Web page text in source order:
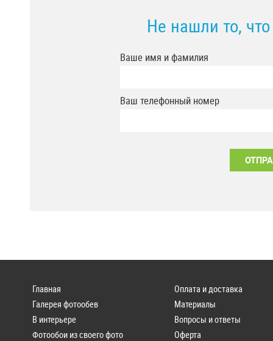
Не нашли то,
Ваше имя и фамилия
Ваш телефонный номер
Главная
Галерея фотообев
В интерьере
Фотообои из своего фото
Оплата и доставка
Материалы
Вопросы и ответы
Оферта